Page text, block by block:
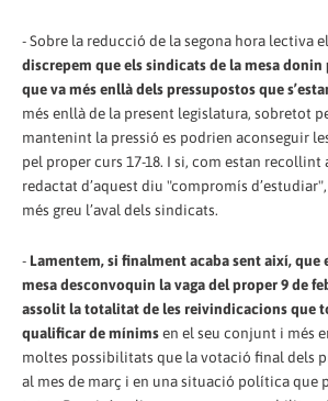
- Sobre la reducció de la segona hora lectiva
discrepem que els sindicats de la mesa
que va més enllà dels pressupostos que
més enllà de la present legislatura, sobretot
mantenint la pressió es podrien aconseguir
pel proper curs 17-18. I si, com estan recollint
redactat d’aquest diu "compromís
més greu l’aval dels sindicats.
- Lamentem, si finalment acaba sent així, que
mesa desconvoquin la vaga del proper 9 de
assolit la totalitat de les reivindicacions que
qualificar de mínimsen el seu conjunt i més
moltes possibilitats que la votació final dels
al mes de març i en una situació política que